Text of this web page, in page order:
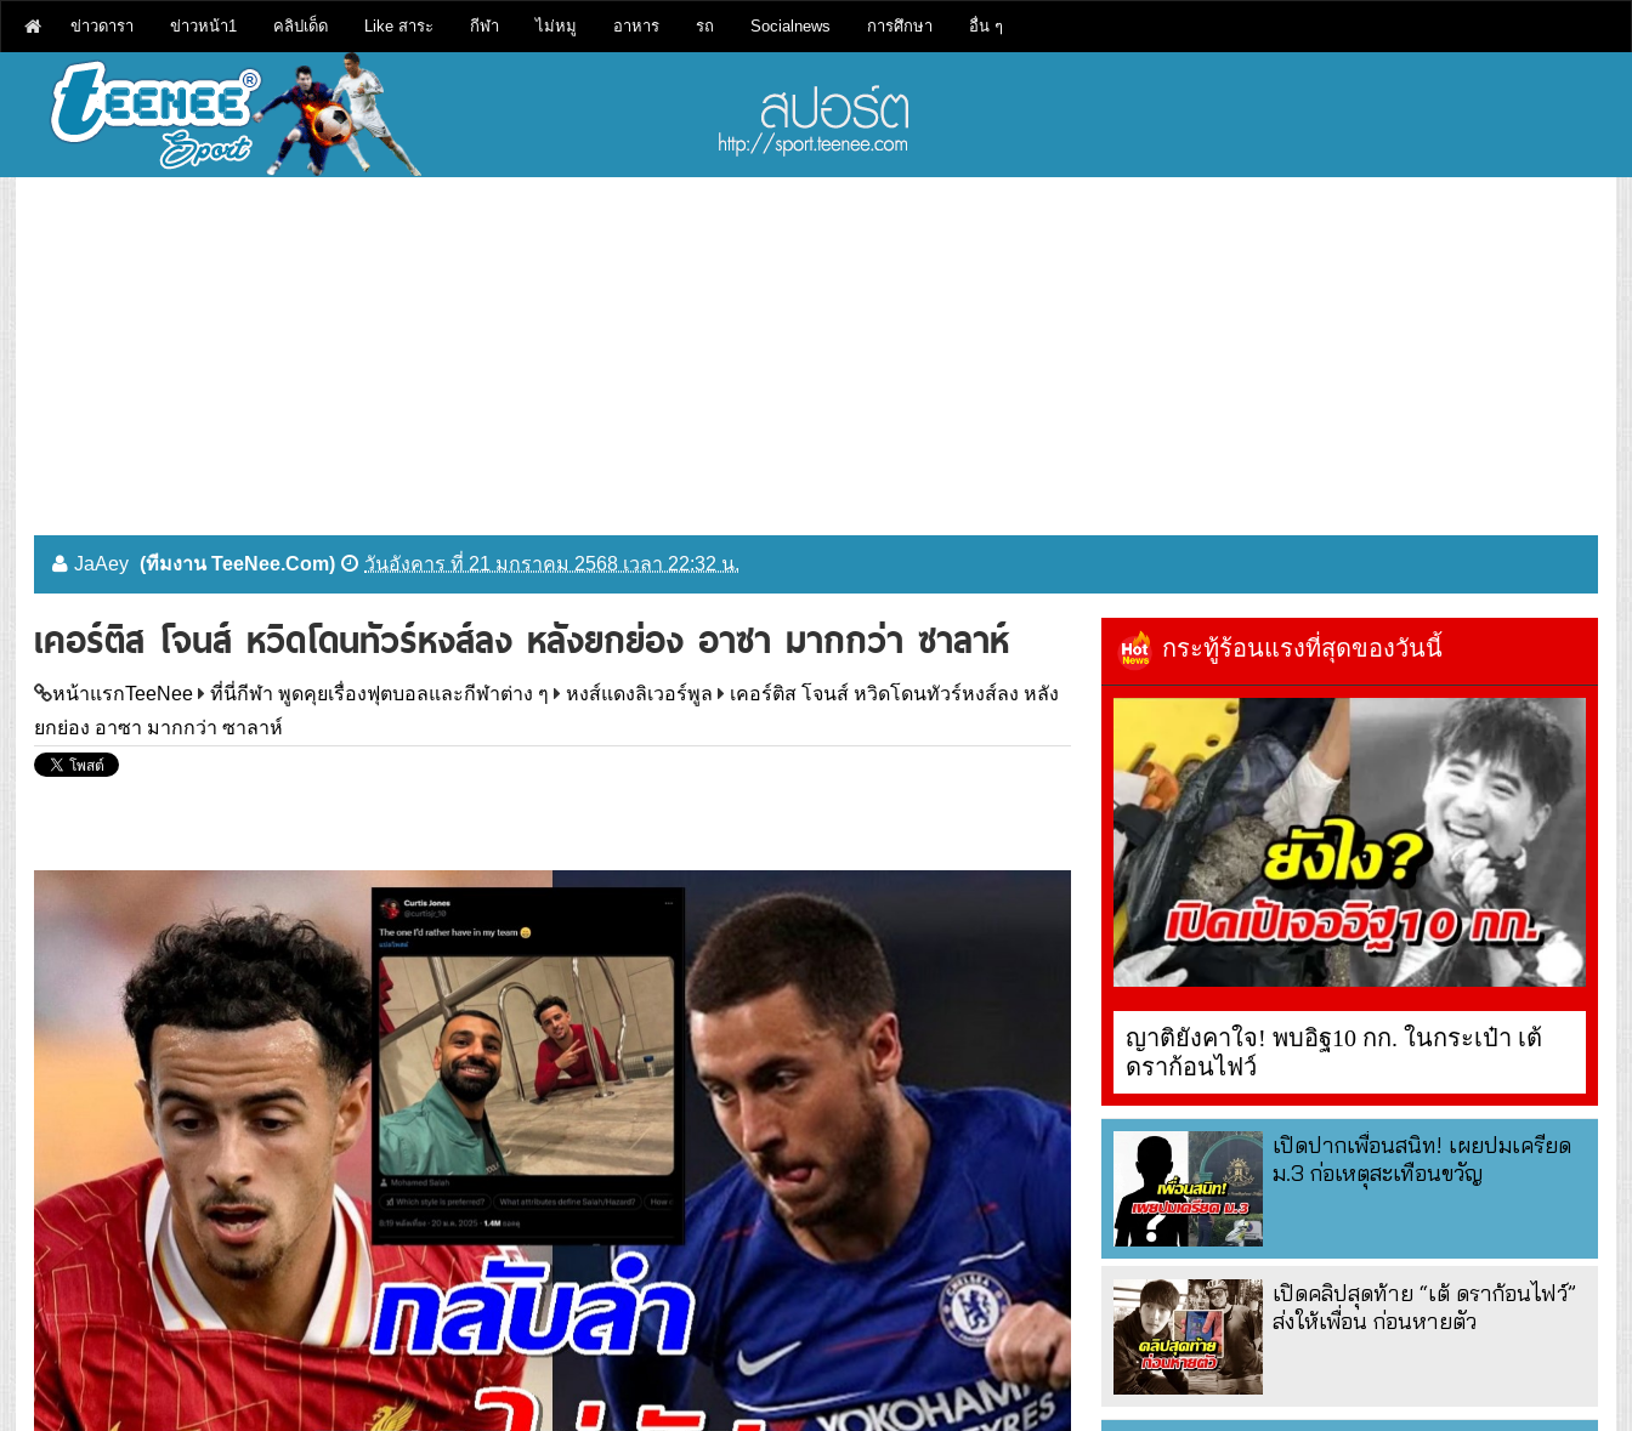
ข่าวดารา ข่าวหน้า1 คลิปเด็ด Like สาระ กีฬา ไม่หมู อาหาร รถ Socialnews การศึกษา อื่น ๆ
JaAey (ทีมงาน TeeNee.Com) วันอังคาร ที่ 21 มกราคม 2568 เวลา 22:32 น.
เคอร์ติส โจนส์ หวิดโดนทัวร์หงส์ลง หลังยกย่อง อาซา มากกว่า ซาลาห์
หน้าแรกTeeNee ที่นี่กีฬา พูดคุยเรื่องฟุตบอลและกีฬาต่าง ๆ หงส์แดงลิเวอร์พูล
เคอร์ติส โจนส์ หวิดโดนทัวร์หงส์ลง หลัง
ยกย่อง อาซา มากกว่า ซาลาห์
กระทู้ร้อนแรงที่สุดของวันนี้
ญาติยังคาใจ! พบอิฐ10 กก. ในกระเป๋า เต้
ดราก้อนไฟว์
เปิดปากเพื่อนสนิท! เผยปมเครียด
ม.3 ก่อเหตุสะเทือนขวัญ
เปิดคลิปสุดท้าย “เต้ ดราก้อนไฟว์”
ส่งให้เพื่อน ก่อนหายตัว